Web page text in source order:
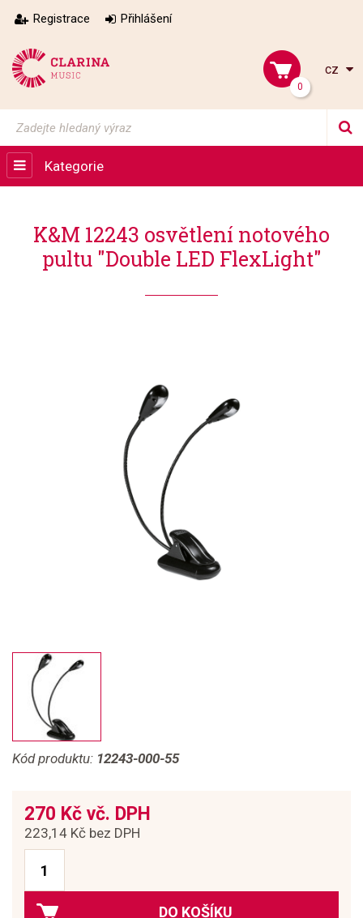
Registrace Přihlášení
0
cz
Kategorie
K&M 12243 osvětlení notového
pultu "Double LED FlexLight"
Kód produktu: 12243-000-55
270 Kč vč. DPH
223,14 Kč bez DPH
DO KOŠÍKU